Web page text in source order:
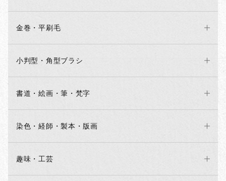
金巻・平刷毛
小判型・角型ブラシ
書道・絵画・筆・梵字
染色・経師・製本・版画
趣味・工芸